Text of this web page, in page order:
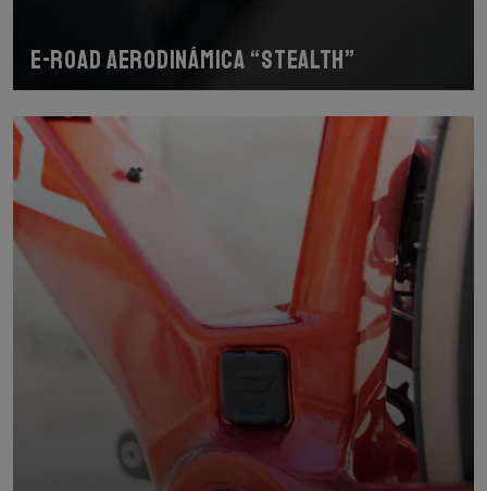
E-road aerodinámica “stealth”